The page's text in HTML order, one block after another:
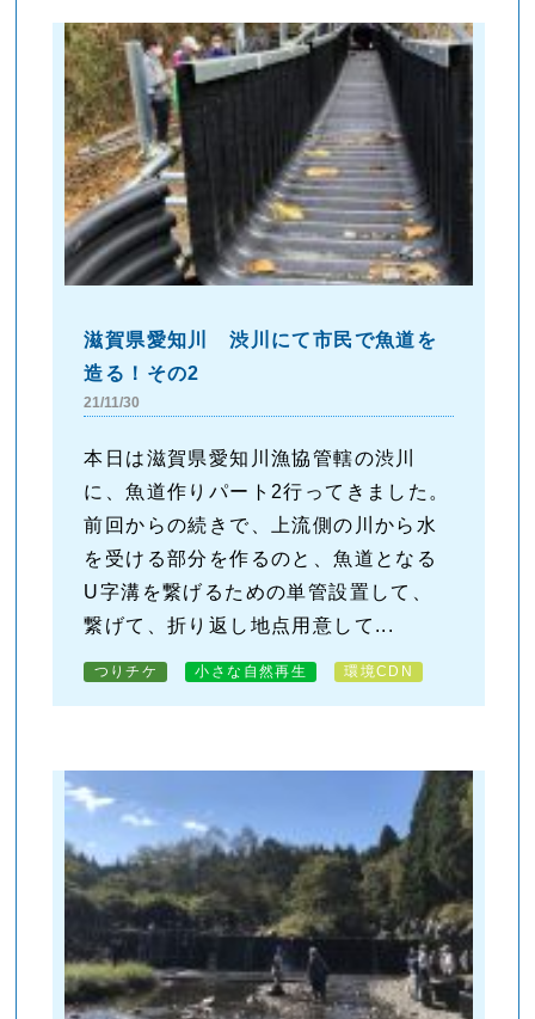
滋賀県愛知川 渋川にて市民で魚道を
造る！その2
21/11/30
本日は滋賀県愛知川漁協管轄の渋川
に、魚道作りパート2行ってきました。
前回からの続きで、上流側の川から水
を受ける部分を作るのと、魚道となる
U字溝を繋げるための単管設置して、
繋げて、折り返し地点用意して...
つりチケ 小さな自然再生 環境CDN